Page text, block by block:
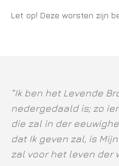
Let op! Deze worsten zijn
“Ik ben het Levende
nedergedaald is; zo
die zal in der
dat Ik geven zal, is
zal voor het leven der